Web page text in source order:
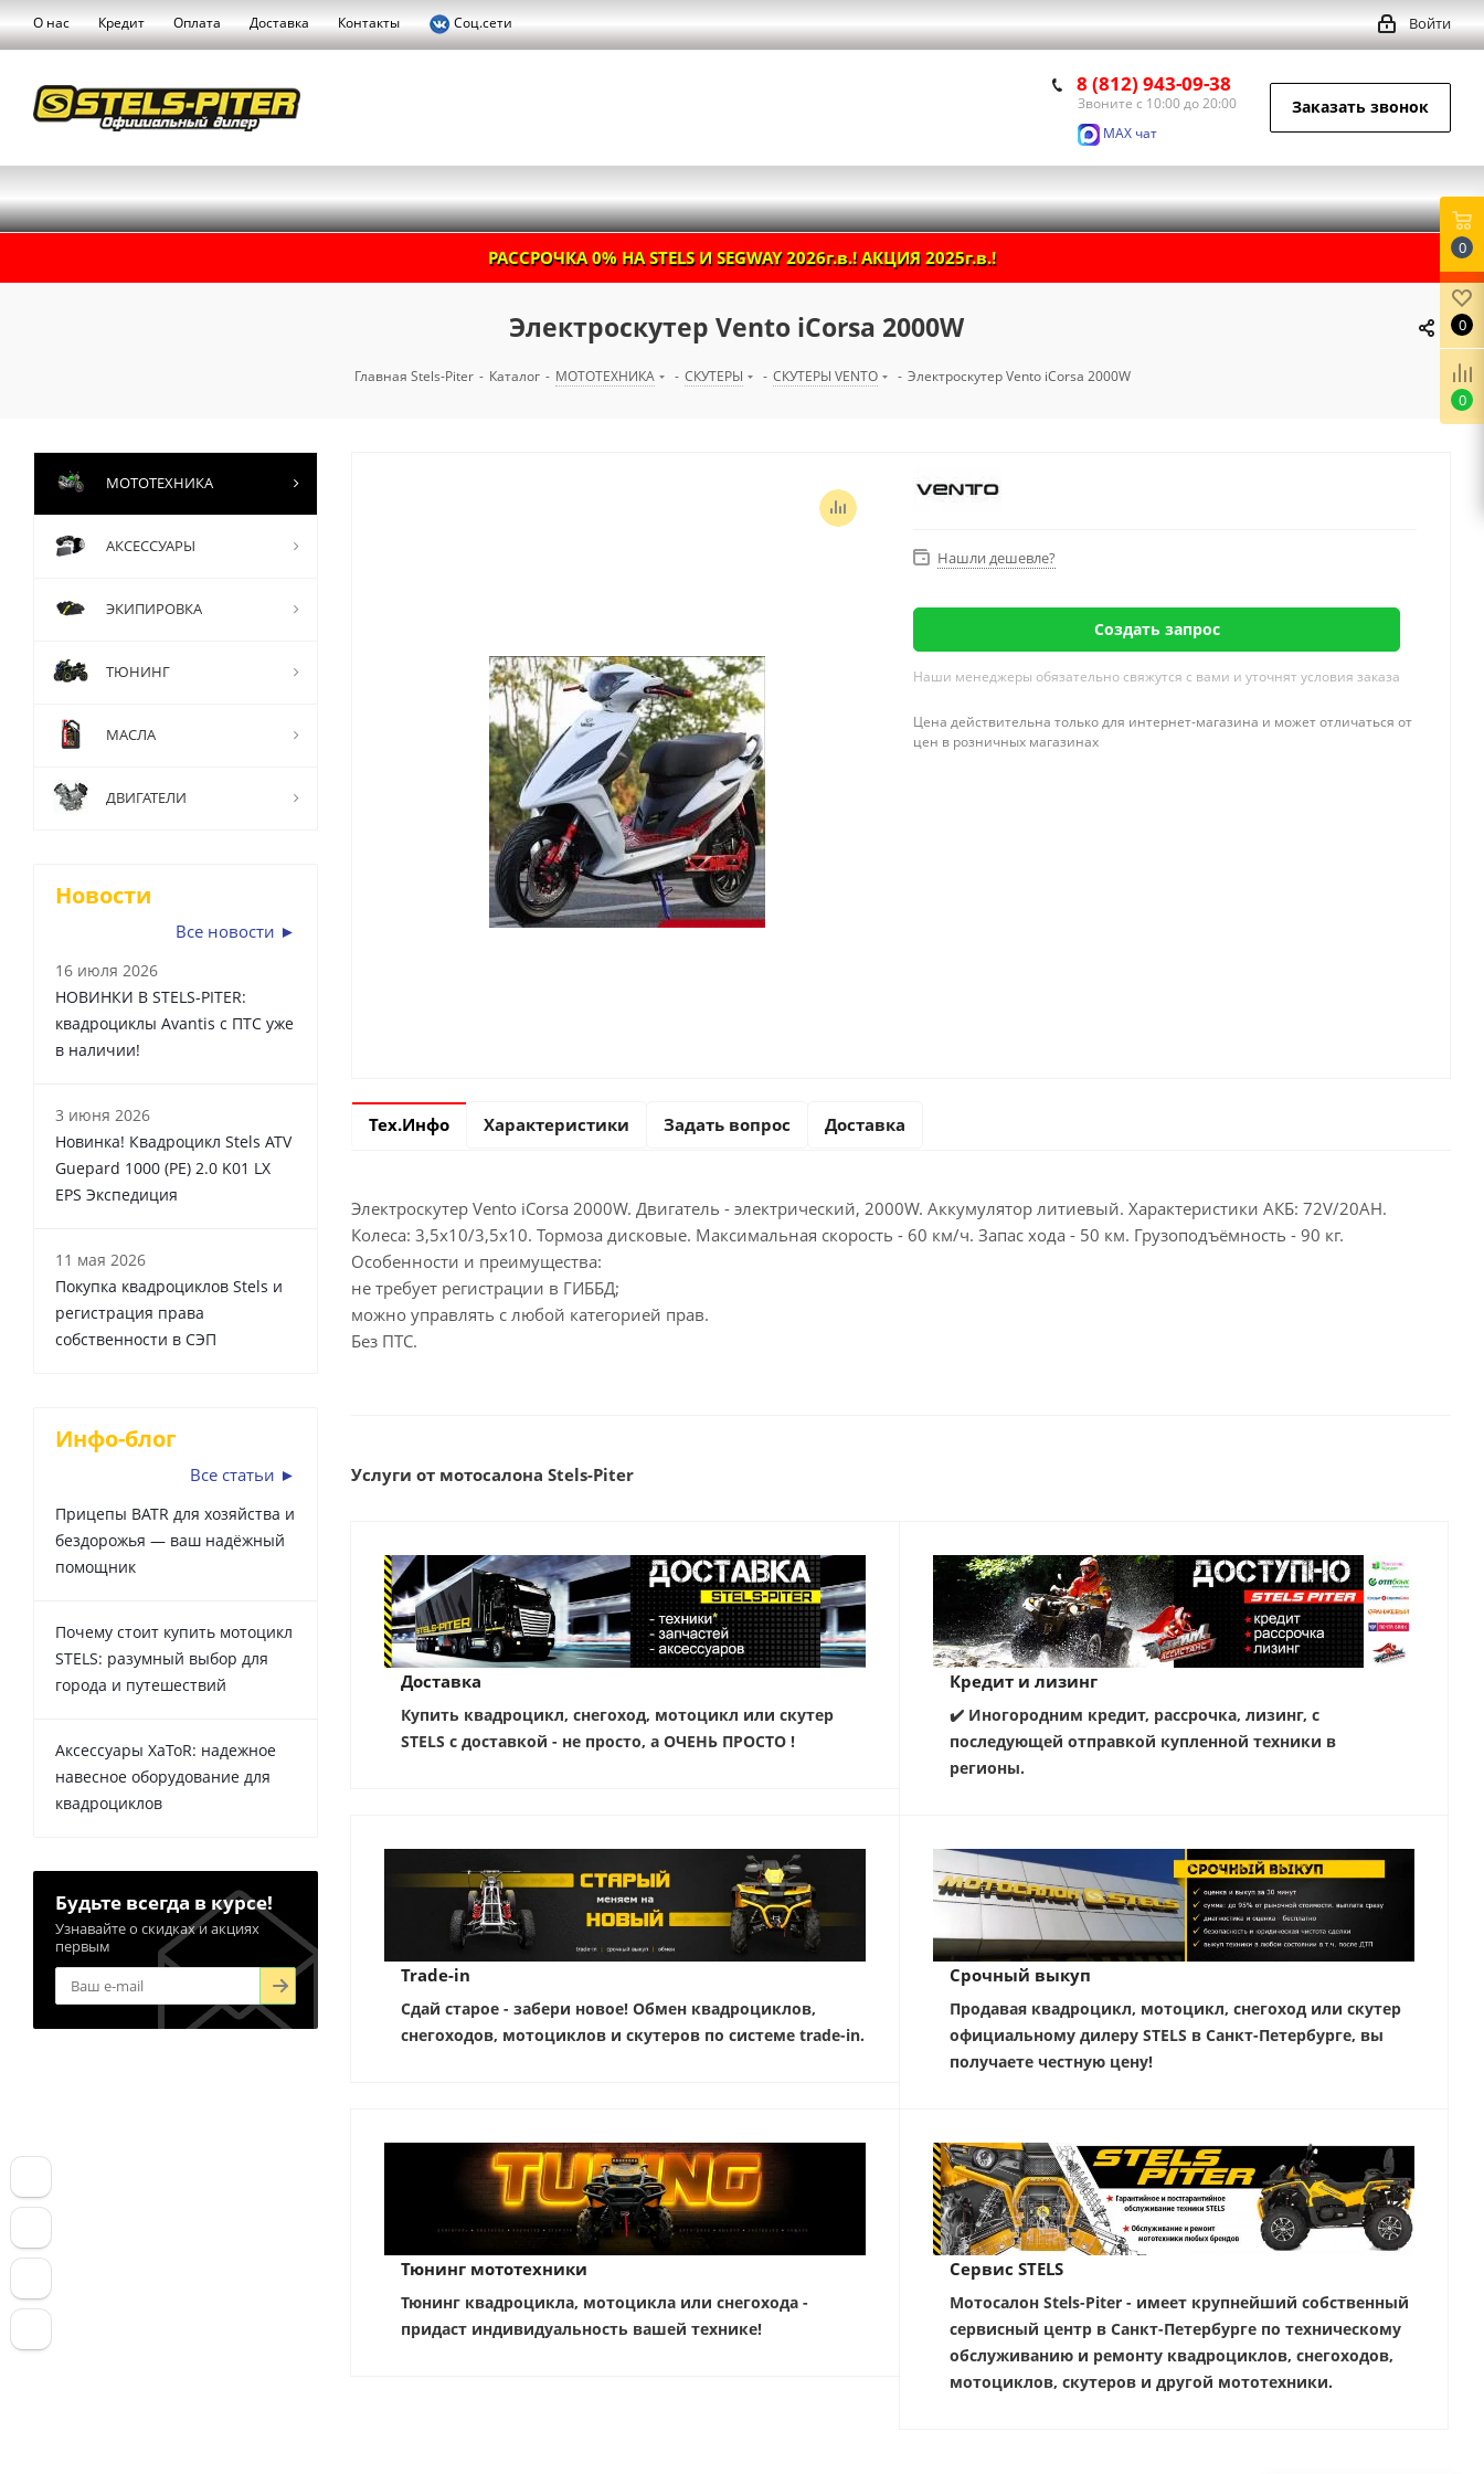
О нас Кредит Оплата Доставка Контакты Соц.сети Войти
8 (812) 943-09-38
Звоните с 10:00 до 20:00
MAX чат
Заказать звонок
РАССРОЧКА 0% НА STELS И SEGWAY 2026г.в.! АКЦИЯ 2025г.в.!
Электроскутер Vento iCorsa 2000W
Главная Stels-Piter - Каталог - МОТОТЕХНИКА - СКУТЕРЫ - СКУТЕРЫ VENTO - Электроскутер Vento iCorsa 2000W
Нашли дешевле?
Создать запрос
Наши менеджеры обязательно свяжутся с вами и уточнят условия заказа
Цена действительна только для интернет-магазина и может отличаться от
цен в розничных магазинах
Тех.Инфо Характеристики Задать вопрос Доставка
Электроскутер Vento iCorsa 2000W. Двигатель - электрический, 2000W. Аккумулятор литиевый. Характеристики АКБ: 72V/20AH.
Колеса: 3,5х10/3,5х10. Тормоза дисковые. Максимальная скорость - 60 км/ч. Запас хода - 50 км. Грузоподъёмность - 90 кг.
Особенности и преимущества:
не требует регистрации в ГИББД;
можно управлять с любой категорией прав.
Без ПТС.
Услуги от мотосалона Stels-Piter
Доставка
Купить квадроцикл, снегоход, мотоцикл или скутер
STELS с доставкой - не просто, а ОЧЕНЬ ПРОСТО !
Кредит и лизинг
✔️ Иногородним кредит, рассрочка, лизинг, с
последующей отправкой купленной техники в
регионы.
Trade-in
Сдай старое - забери новое! Обмен квадроциклов,
снегоходов, мотоциклов и скутеров по системе trade-in.
Срочный выкуп
Продавая квадроцикл, мотоцикл, снегоход или скутер
официальному дилеру STELS в Санкт-Петербурге, вы
получаете честную цену!
Тюнинг мототехники
Тюнинг квадроцикла, мотоцикла или снегохода -
придаст индивидуальность вашей технике!
Сервис STELS
Мотосалон Stels-Piter - имеет крупнейший собственный
сервисный центр в Санкт-Петербурге по техническому
обслуживанию и ремонту квадроциклов, снегоходов,
мотоциклов, скутеров и другой мототехники.
МОТОТЕХНИКА
АКСЕССУАРЫ
ЭКИПИРОВКА
ТЮНИНГ
МАСЛА
ДВИГАТЕЛИ
Новости
Все новости ►
16 июля 2026
НОВИНКИ В STELS-PITER:
квадроциклы Avantis с ПТС уже
в наличии!
3 июня 2026
Новинка! Квадроцикл Stels ATV
Guepard 1000 (PE) 2.0 K01 LX
EPS Экспедиция
11 мая 2026
Покупка квадроциклов Stels и
регистрация права
собственности в СЭП
Инфо-блог
Все статьи ►
Прицепы BATR для хозяйства и
бездорожья — ваш надёжный
помощник
Почему стоит купить мотоцикл
STELS: разумный выбор для
города и путешествий
Аксессуары XaToR: надежное
навесное оборудование для
квадроциклов
Будьте всегда в курсе!
Узнавайте о скидках и акциях
первым
0
0
0